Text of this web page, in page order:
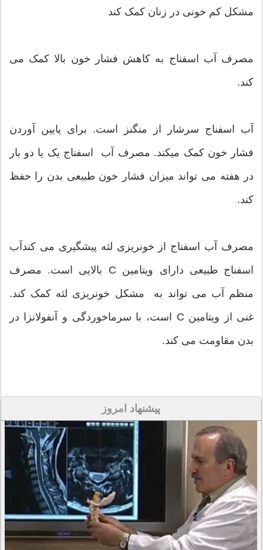
مشکل کم خونی در زنان کمک کند
مصرف آب اسفناج به کاهش فشار خون بالا کمک می
کند.
آب اسفناج سرشار از منگنز است. برای پایین آوردن
فشار خون کمک میکند. مصرف آب اسفناج یک یا دو بار
در هفته می تواند میزان فشار خون طبیعی بدن را حفظ
کند.
مصرف آب اسفناج از خونریزی لثه پیشگیری می کندآب
اسفناج طبیعی دارای ویتامین C بالایی است. مصرف
منظم آب می تواند به مشکل خونریزی لثه کمک کند.
غنی از ویتامین C است، با سرماخوردگی و آنفولانزا در
بدن مقاومت می کند.
پیشنهاد امروز